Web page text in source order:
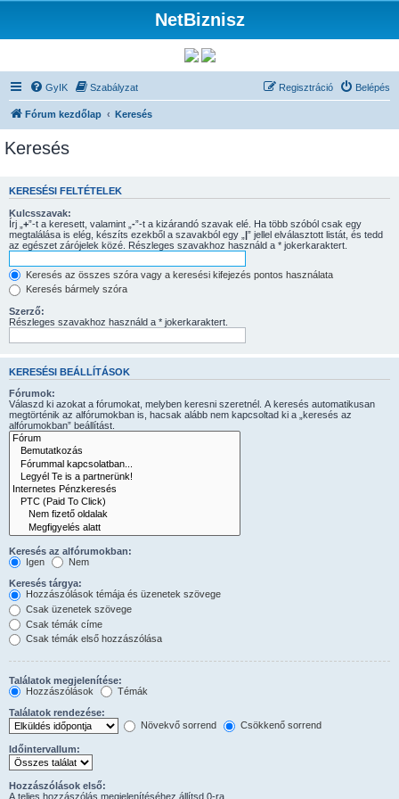
NetBiznisz
GyIK Szabályzat Belépés
Regisztráció
Fórum kezdőlap Keresés
Keresés
KERESÉSI FELTÉTELEK
Kulcsszavak:
Írj „ +”-t a keresett, valamint „ -”-t a kizárandó szavak elé. Ha több szóból csak egy
megtalálása is elég, készíts ezekből a szavakból egy „ |” jellel elválasztott listát, és tedd
az egészet zárójelek közé. Részleges szavakhoz használd a * jokerkaraktert.
Keresés az összes szóra vagy a keresési kifejezés pontos használata
Keresés bármely szóra
Szerző:
Részleges szavakhoz használd a * jokerkaraktert.
KERESÉSI BEÁLLÍTÁSOK
Fórumok:
Válaszd ki azokat a fórumokat, melyben keresni szeretnél. A keresés automatikusan
megtörténik az alfórumokban is, hacsak alább nem kapcsoltad ki a „keresés az
alfórumokban” beállítást.
Keresés az alfórumokban:
Igen
Nem
Keresés tárgya:
Hozzászólások témája és üzenetek szövege
Csak üzenetek szövege
Csak témák címe
Csak témák első hozzászólása
Találatok megjelenítése:
Hozzászólások
Témák
Találatok rendezése:
Növekvő sorrend
Csökkenő sorrend
Időintervallum:
Hozzászólások első:
A teljes hozzászólás megjelenítéséhez állítsd 0-ra.